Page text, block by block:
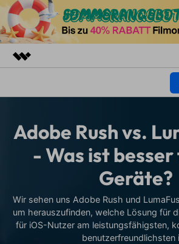
Dienstprogramme
Überblick
Lösungen
Shop
Plattformen
Funktionen
Audio
Text
Wer
Video-Lösungen
Ressourcen
Adobe Rush vs.
- Was ist besser
Geräte?
Wir sehen uns Adobe Rush und
um herauszufinden, welche Lösung für
für iOS-Nutzer am leistungsfähigsten,
benutzerfreundlichsten